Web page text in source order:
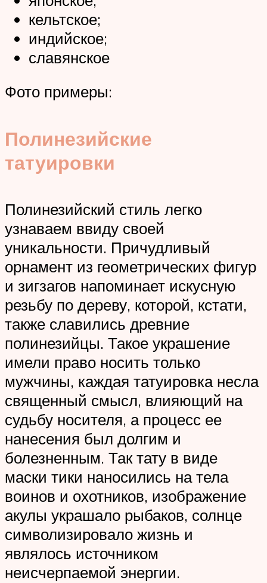
кельтское;
индийское;
славянское
Фото примеры:
Полинезийские
татуировки
Полинезийский стиль легко
узнаваем ввиду своей
уникальности. Причудливый
орнамент из геометрических фигур
и зигзагов напоминает искусную
резьбу по дереву, которой, кстати,
также славились древние
полинезийцы. Такое украшение
имели право носить только
мужчины, каждая татуировка несла
священный смысл, влияющий на
судьбу носителя, а процесс ее
нанесения был долгим и
болезненным. Так тату в виде
маски тики наносились на тела
воинов и охотников, изображение
акулы украшало рыбаков, солнце
символизировало жизнь и
являлось источником
неисчерпаемой энергии.